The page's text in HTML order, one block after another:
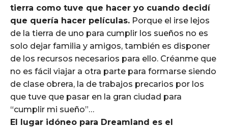
tierra como tuve que hacer yo cuando decidí
que quería hacer películas. Porque el irse lejos
de la tierra de uno para cumplir los sueños no es
solo dejar familia y amigos, también es disponer
de los recursos necesarios para ello. Créanme que
no es fácil viajar a otra parte para formarse siendo
de clase obrera, la de trabajos precarios por los
que tuve que pasar en la gran ciudad para
“cumplir mi sueño”…
El lugar idóneo para Dreamland es el